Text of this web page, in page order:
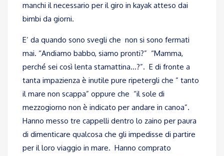
manchi il necessario per il giro in kayak atteso dai
bimbi da giorni.
E’ da quando sono svegli che non si sono fermati
mai. “Andiamo babbo, siamo pronti?” “Mamma,
perché sei così lenta stamattina…?”. E di fronte a
tanta impazienza è inutile pure ripetergli che ” tanto
il mare non scappa” oppure che “il sole di
mezzogiorno non è indicato per andare in canoa”.
Hanno messo tre cappelli dentro lo zaino per paura
di dimenticare qualcosa che gli impedisse di partire
per il loro viaggio in mare. Hanno comprato